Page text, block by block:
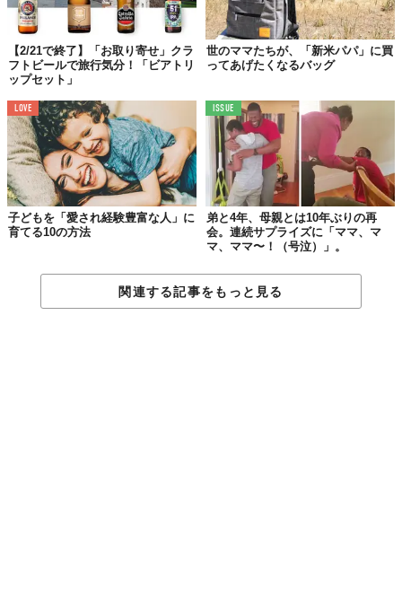
タラクレーは、ウェールズ北部の海岸沿いにある村。古びた灯台
【2/21で終了】「お取り寄せ」クラ
フトビールで旅行気分！「ビアトリ
ップセット」
世のママたちが、「新米パパ」に買
ってあげたくなるバッグ
LOVE
子どもを「愛され経験豊富な人」に
育てる10の方法
ISSUE
弟と4年、母親とは10年ぶりの再
会。連続サプライズに「ママ、マ
マ、ママ〜！（号泣）」。
関連する記事をもっと見る